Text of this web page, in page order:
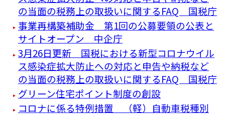
の当面の税務上の取扱いに関するFAQ 国税庁
事業再構築補助金 第1回の公募要領の公表と
サイトオープン 中企庁
3月26日更新 国税における新型コロナウイル
ス感染症拡大防止への対応と申告や納税など
の当面の税務上の取扱いに関するFAQ 国税庁
グリーン住宅ポイント制度の創設
コロナに係る特例措置 （軽）自動車税種別